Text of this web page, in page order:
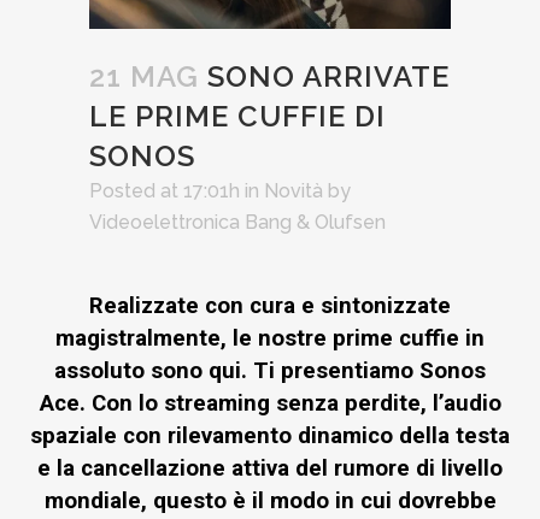
21 MAG SONO ARRIVATE
LE PRIME CUFFIE DI
SONOS
Posted at 17:01h in Novità by
Videoelettronica Bang & Olufsen
Realizzate con cura e sintonizzate
magistralmente, le nostre prime cuffie in
assoluto sono qui. Ti presentiamo Sonos
Ace. Con lo streaming senza perdite, l’audio
spaziale con rilevamento dinamico della testa
e la cancellazione attiva del rumore di livello
mondiale, questo è il modo in cui dovrebbe